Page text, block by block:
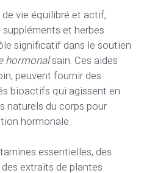
vie équilibré et actif,
et herbes
significatif dans le soutien
hormonalsain. Ces aides
peuvent fournir des
bioactifs qui agissent en
naturels du corps pour
hormonale.
essentielles, des
extraits de plantes